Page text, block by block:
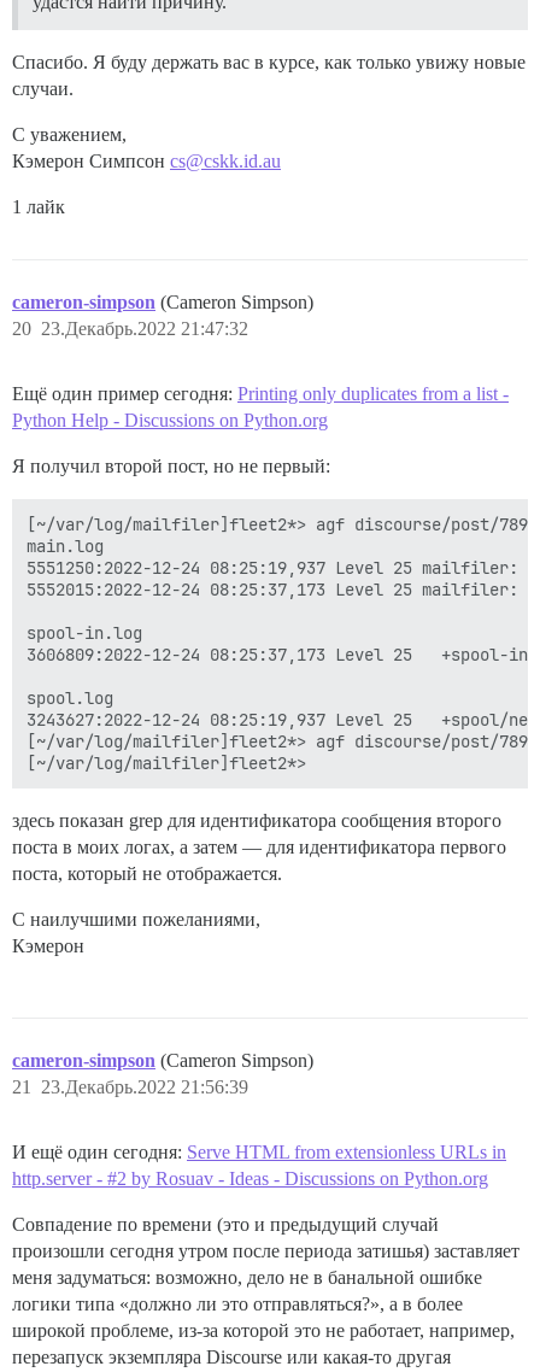
Спасибо. Я буду держать вас в курсе, как только увижу новые
случаи.
С уважением,
Кэмерон Симпсон cs@cskk.id.au
1 лайк
cameron-simpson (Cameron Simpson)
23.Декабрь.2022 21:47:32
20
Ещё один пример сегодня: Printing only duplicates from a list -
Python Help - Discussions on Python.org
Я получил второй пост, но не первый:
[~/var/log/mailfiler]fleet2*> agf discourse/post/
main.log
5551250:2022-12-24 08:25:19,937 Level 25 mailfiler:
5552015:2022-12-24 08:25:37,173 Level 25 mailfiler:
spool-in.log
3606809:2022-12-24 08:25:37,173 Level 25   +spool-in/
spool.log
3243627:2022-12-24 08:25:19,937 Level 25   +spool/
[~/var/log/mailfiler]fleet2*> agf discourse/post/
здесь показан grep для идентификатора сообщения второго
поста в моих логах, а затем — для идентификатора первого
поста, который не отображается.
С наилучшими пожеланиями,
Кэмерон
cameron-simpson (Cameron Simpson)
23.Декабрь.2022 21:56:39
21
И ещё один сегодня: Serve HTML from extensionless URLs in
http.server - #2 by Rosuav - Ideas - Discussions on Python.org
Совпадение по времени (это и предыдущий случай
произошли сегодня утром после периода затишья) заставляет
меня задуматься: возможно, дело не в банальной ошибке
логики типа «должно ли это отправляться?», а в более
широкой проблеме, из-за которой это не работает, например,
перезапуск экземпляра Discourse или какая-то другая